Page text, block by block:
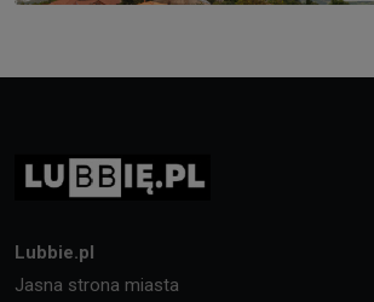
Lubbie.pl
Jasna strona miasta